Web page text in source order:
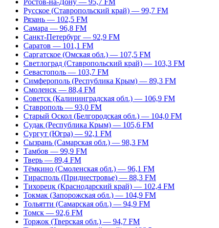
Ростов-на-Дону — 95,7 FM
Русское (Ставропольский край) — 99,7 FM
Рязань — 102,5 FM
Самара — 96,8 FM
Санкт-Петербург — 92,9 FM
Саратов — 101,1 FM
Саргатское (Омская обл.) — 107,5 FM
Светлоград (Ставропольский край) — 103,3 FM
Севастополь — 103,7 FM
Симферополь (Республика Крым) — 89,3 FM
Смоленск — 88,4 FM
Советск (Калининградская обл.) — 106,9 FM
Ставрополь — 93,0 FM
Старый Оскол (Белгородская обл.) — 104,0 FM
Судак (Республика Крым) — 105,6 FM
Сургут (Югра) — 92,1 FM
Сызрань (Самарская обл.) — 98,3 FM
Тамбов — 99,9 FM
Тверь — 89,4 FM
Тёмкино (Смоленская обл.) — 96,1 FM
Тирасполь (Приднестровье) — 88,3 FM
Тихорецк (Краснодарский край) — 102,4 FM
Токмак (Запорожская обл.) — 104,9 FM
Тольятти (Самарская обл.) — 94,9 FM
Томск — 92,6 FM
Торжок (Тверская обл.) — 94,7 FM